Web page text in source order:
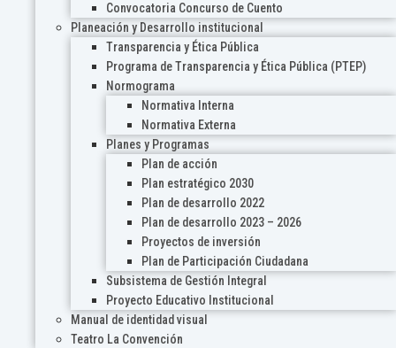
Convocatoria Concurso de Cuento
Planeación y Desarrollo institucional
Transparencia y Ética Pública
Programa de Transparencia y Ética Pública (PTEP)
Normograma
Normativa Interna
Normativa Externa
Planes y Programas
Plan de acción
Plan estratégico 2030
Plan de desarrollo 2022
Plan de desarrollo 2023 – 2026
Proyectos de inversión
Plan de Participación Ciudadana
Subsistema de Gestión Integral
Proyecto Educativo Institucional
Manual de identidad visual
Teatro La Convención